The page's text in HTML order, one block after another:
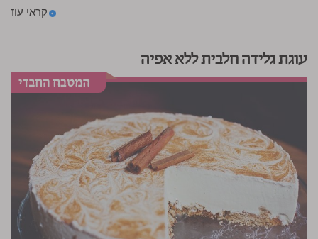
קראי עוד
עוגת גלידה חלבית ללא אפיה